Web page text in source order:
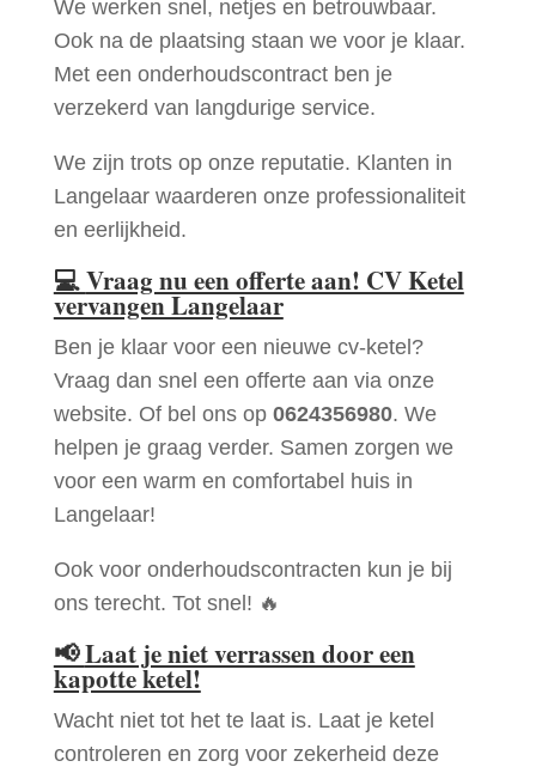
We werken snel, netjes en betrouwbaar.
Ook na de plaatsing staan we voor je klaar.
Met een onderhoudscontract ben je
verzekerd van langdurige service.
We zijn trots op onze reputatie. Klanten in
Langelaar waarderen onze professionaliteit
en eerlijkheid.
💻Vraag nu een offerte aan! CV Ketel
vervangen Langelaar
Ben je klaar voor een nieuwe cv-ketel?
Vraag dan snel een offerte aan via onze
website. Of bel ons op 0624356980. We
helpen je graag verder. Samen zorgen we
voor een warm en comfortabel huis in
Langelaar!
Ook voor onderhoudscontracten kun je bij
ons terecht. Tot snel! 🔥
📢Laat je niet verrassen door een
kapotte ketel!
Wacht niet tot het te laat is. Laat je ketel
controleren en zorg voor zekerheid deze